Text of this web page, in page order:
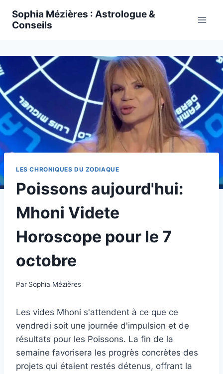
Sophia Mézières : Astrologue &
Conseils
LES CHRONIQUES DU ZODIAQUE
Poissons aujourd'hui:
Mhoni Videte
Horoscope pour le 7
octobre
Par Sophia Mézières
Les vides Mhoni s'attendent à ce que ce
vendredi soit une journée d'impulsion et de
résultats pour les Poissons. La fin de la
semaine favorisera les progrès concrètes des
projets qui étaient restés détenus, offrant la